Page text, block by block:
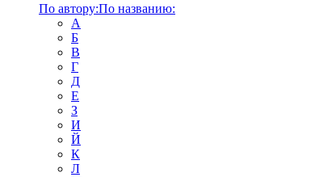
По автору:По названию:
А
Б
В
Г
Д
Е
З
И
Й
К
Л